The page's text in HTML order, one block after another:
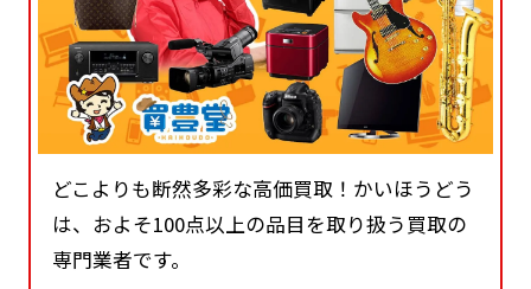
どこよりも断然多彩な高価買取！かいほうどう
は、およそ100点以上の品目を取り扱う買取の
専門業者です。